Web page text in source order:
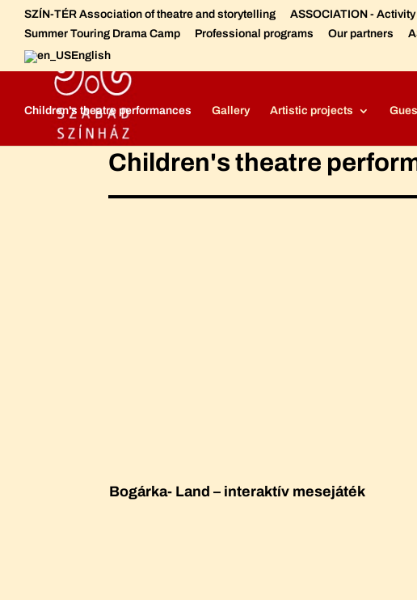
SZÍN-TÉR Association of theatre and storytelling ASSOCIATION - Activity
Summer Touring Drama Camp
Professional programs Our partners
English
Szabad Színház - Free Theatre
Children's theatre performances Gallery Artistic projects
Children's theatre
Bogárka- Land – interaktív mesejáték